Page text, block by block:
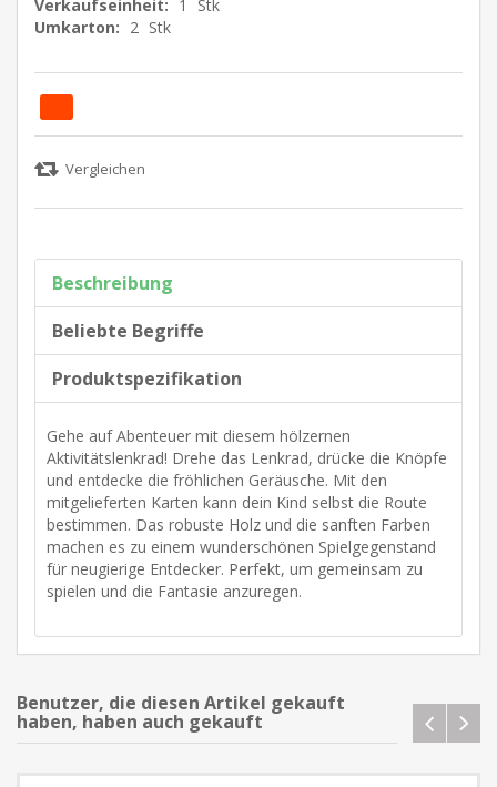
Verkaufseinheit: 1
Stk
Umkarton: 2 Stk
Beschreibung
Beliebte Begriffe
Produktspezifikation
Gehe auf Abenteuer mit diesem hölzernen
Aktivitätslenkrad! Drehe das Lenkrad, drücke die Knöpfe
und entdecke die fröhlichen Geräusche. Mit den
mitgelieferten Karten kann dein Kind selbst die Route
bestimmen. Das robuste Holz und die sanften Farben
machen es zu einem wunderschönen Spielgegenstand
für neugierige Entdecker. Perfekt, um gemeinsam zu
spielen und die Fantasie anzuregen.
Benutzer, die diesen Artikel gekauft
haben, haben auch gekauft